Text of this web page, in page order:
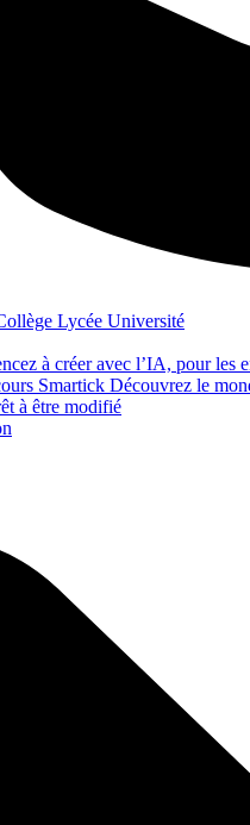
Lycée Université
à créer avec l’IA, pour les
Smartick Découvrez le
à être modifié